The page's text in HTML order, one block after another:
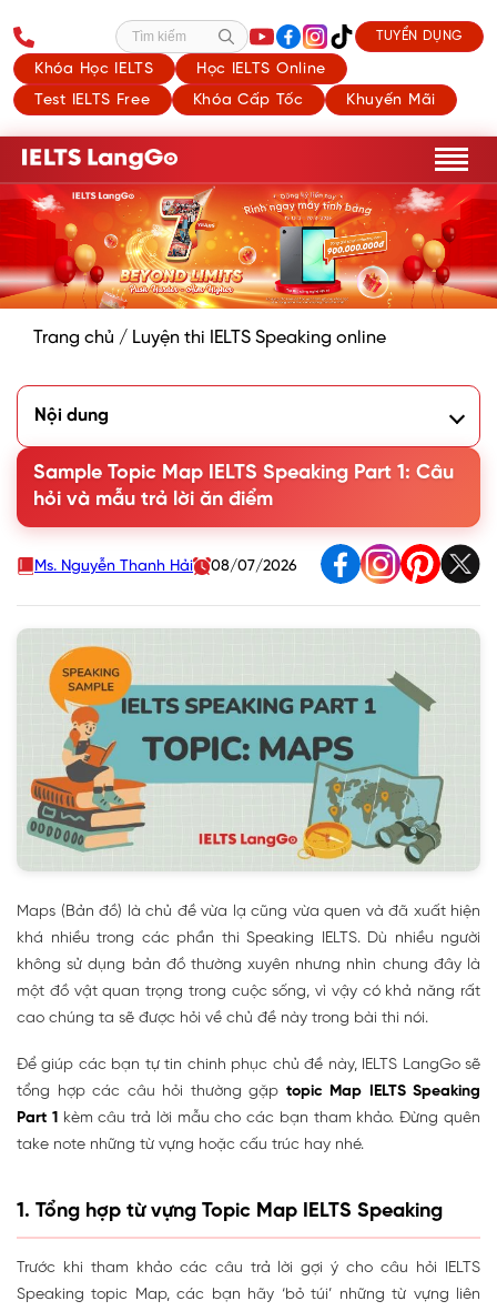
Khóa Học IELTS
Học IELTS Online
Test IELTS Free
Khóa Cấp Tốc Khuyến Mãi
Tìm kiếm TUYỂN DỤNG
Trang chủ / Luyện thi IELTS Speaking online
Nội dung
2. Câu trả lời tham khảo Topic Map IELTS Speaking Part 1
Sample Topic Map IELTS Speaking Part 1: Câu
hỏi và mẫu trả lời ăn điểm
Ms. Nguyễn Thanh Hải 08/07/2026
Maps (Bản đồ) là chủ đề vừa lạ cũng vừa quen và đã xuất hiện
khá nhiều trong các phần thi Speaking IELTS. Dù nhiều người
không sử dụng bản đồ thường xuyên nhưng nhìn chung đây là
một đồ vật quan trọng trong cuộc sống, vì vậy có khả năng rất
cao chúng ta sẽ được hỏi về chủ đề này trong bài thi nói.
Để giúp các bạn tự tin chinh phục chủ đề này, IELTS LangGo sẽ
tổng hợp các câu hỏi thường gặp topic Map IELTS Speaking
Part 1kèm câu trả lời mẫu cho các bạn tham khảo. Đừng quên
take note những từ vựng hoặc cấu trúc hay nhé.
1. Tổng hợp từ vựng Topic Map IELTS Speaking
Trước khi tham khảo các câu trả lời gợi ý cho câu hỏi IELTS
Speaking topic Map, các bạn hãy ‘bỏ túi’ những từ vựng liên